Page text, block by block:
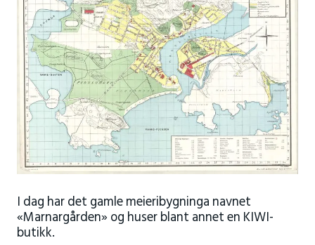
I dag har det gamle meieribygninga navnet
«Marnargården» og huser blant annet en KIWI-
butikk.